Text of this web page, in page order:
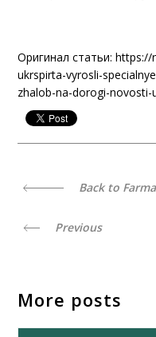
Оригинал статьи:
ukrspirta-vyrosli-
zhalob-na-dorogi-novosti-
Back to
Previous
More posts